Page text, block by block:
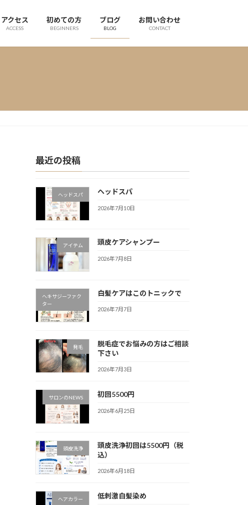
アクセス
ACCESS
初めての方
BEGINNERS
ブログ
BLOG
お問い合わせ
CONTACT
最近の投稿
ヘッドスパ ヘッドスパ
2026年7月10日
アイテム 頭皮ケアシャンプー
2026年7月8日
ヘキサジーファク
ター
白髪ケアはこのトニックで
2026年7月7日
発毛
脱毛症でお悩みの方はご相談
下さい
2026年7月3日
サロンのNEWS 初回5500円
2026年6月25日
頭皮洗浄
頭皮洗浄初回は5500円（税
込）
2026年6月18日
ヘアカラー 低刺激白髪染め